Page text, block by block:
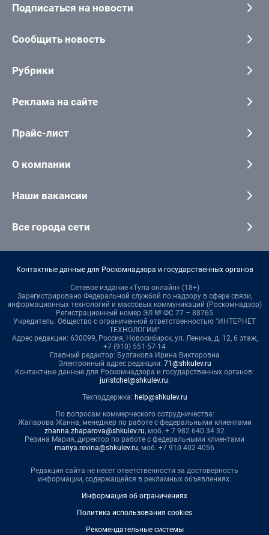
Подписаться на новости
Сообщить новость
Рубрики
Реклама на сайте
Прайс-лист
О компании
Наши вакансии
Все города сети
Контактные данные для Роскомнадзора и государственных органов
Сетевое издание «Тула онлайн» (18+)
Зарегистрировано Федеральной службой по надзору в сфере связи,
информационных технологий и массовых коммуникаций (Роскомнадзор)
Регистрационный номер ЭЛ № ФС 77 – 88765
Учредитель: Общество с ограниченной ответственностью "ИНТЕРНЕТ
ТЕХНОЛОГИИ"
Адрес редакции: 630099, Россия, Новосибирск, ул. Ленина, д. 12, 6 этаж,
+7 (910) 551-57-14
Главный редактор: Булгакова Ирина Викторовна
Электронный адрес редакции: 71@shkulev.ru
Контактные данные для Роскомнадзора и государственных органов:
juristchel@shkulev.ru.
Техподдержка: help@shkulev.ru
По вопросам коммерческого сотрудничества:
Жапарова Жанна, менеджер по работе с федеральными клиентами
zhanna.zhaparova@shkulev.ru, моб. + 7 982 640 34 32
Ревина Мария, директор по работе с федеральными клиентами
mariya.revina@shkulev.ru, моб. +7 910 402 4056
Редакция сайта не несет ответственности за достоверность
информации, содержащейся в рекламных объявлениях.
Информация об ограничениях
Политика использования cookies
Рекомендательные системы